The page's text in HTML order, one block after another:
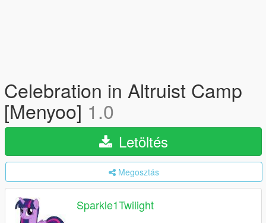
Celebration in Altruist Camp
[Menyoo] 1.0
Letöltés
Megosztás
Sparkle1Twilight